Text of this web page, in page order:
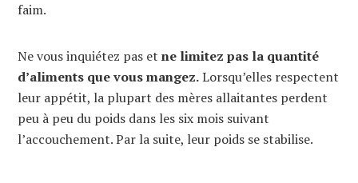
faim.
Ne vous inquiétez pas et ne limitez pas la quantité
d’aliments que vous mangez.Lorsqu’elles respectent
leur appétit, la plupart des mères allaitantes perdent
peu à peu du poids dans les six mois suivant
l’accouchement. Par la suite, leur poids se stabilise.